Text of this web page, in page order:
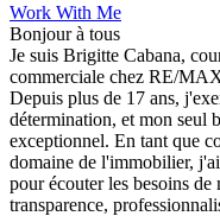
Work With Me
Bonjour à tous
Je suis Brigitte Cabana,
commerciale chez RE/
Depuis plus de 17 ans,
détermination, et mon seul
exceptionnel. En tant que
domaine de l'immobilier,
pour écouter les besoins
transparence,